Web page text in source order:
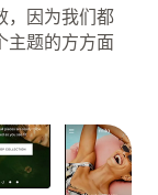
，因为我们都
主题的方方面